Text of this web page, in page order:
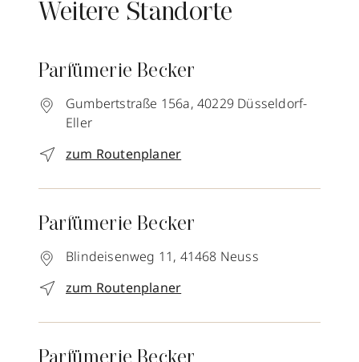
Weitere Standorte
Parfümerie Becker
Gumbertstraße 156a, 40229 Düsseldorf-
Eller
zum Routenplaner
Parfümerie Becker
Blindeisenweg 11, 41468 Neuss
zum Routenplaner